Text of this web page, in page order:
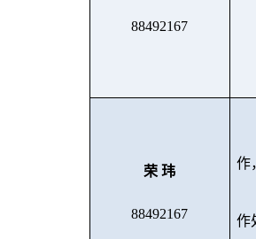
88492167
荣 玮
88492167
作
作